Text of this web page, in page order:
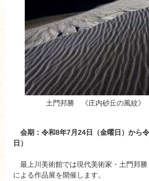
土門邦勝 《庄内砂丘の風紋
会期：令和8年7月24日（金曜日）から
日）
最上川美術館では現代美術家・土門邦勝
による作品展を開催します。